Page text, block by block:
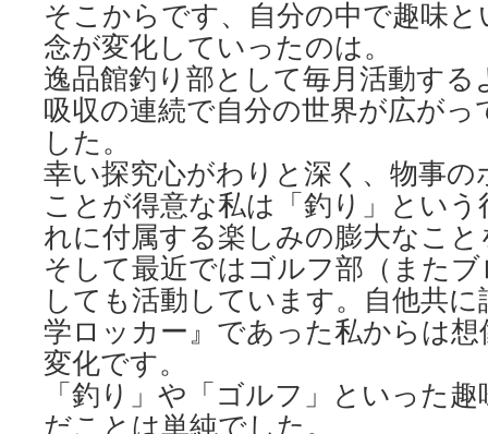
そこからです、自分の中で趣味
念が変化していったのは。
逸品館釣り部として毎月活動す
吸収の連続で自分の世界が広が
した。
幸い探究心がわりと深く、物事
ことが得意な私は「釣り」とい
れに付属する楽しみの膨大なこ
そして最近ではゴルフ部（また
しても活動しています。自他共
学ロッカー』であった私からは
変化です。
「釣り」や「ゴルフ」といった
だことは単純でした。